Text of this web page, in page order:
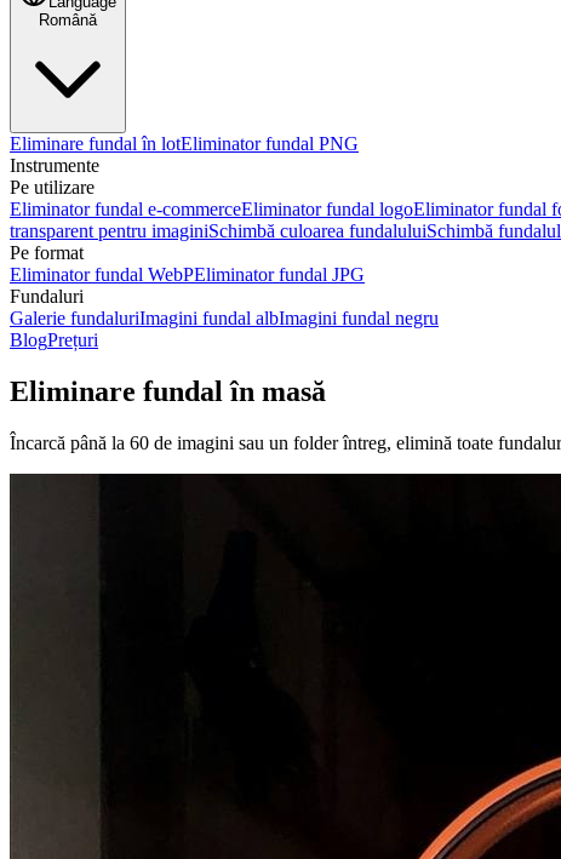
Română
Eliminare fundal în lotEliminator fundal PNG
Instrumente
Pe utilizare
Eliminator fundal e-commerceEliminator fundal logoEliminator fundal
transparent pentru imaginiSchimbă culoarea fundaluluiSchimbă
Pe format
Eliminator fundal WebPEliminator fundal JPG
Fundaluri
Galerie fundaluriImagini fundal albImagini fundal negru
BlogPrețuri
Eliminare fundal în masă
Încarcă până la 60 de imagini sau un folder întreg, elimină toate